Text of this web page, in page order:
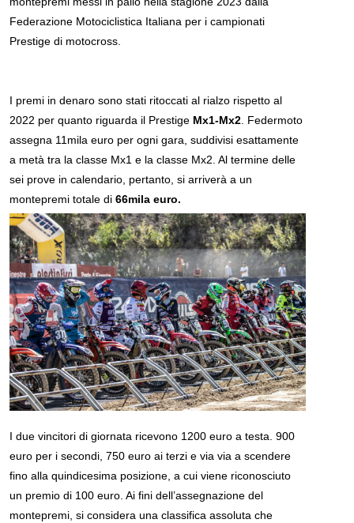
Federazione Motociclistica Italiana per i campionati
Prestige di motocross.
I premi in denaro sono stati ritoccati al rialzo rispetto al
2022 per quanto riguarda il Prestige Mx1-Mx2 . Federmoto
assegna 11mila euro per ogni gara, suddivisi esattamente
a metà tra la classe Mx1 e la classe Mx2. Al termine delle
sei prove in calendario, pertanto, si arriverà a un
montepremi totale di66mila euro.
I due vincitori di giornata ricevono 1200 euro a testa. 900
euro per i secondi, 750 euro ai terzi e via via a scendere
fino alla quindicesima posizione, a cui viene riconosciuto
un premio di 100 euro. Ai fini dell’assegnazione del
montepremi, si considera una classifica assoluta che